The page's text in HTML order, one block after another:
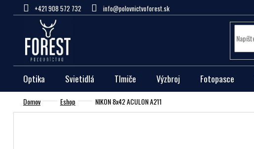
+421 908 572 732 info@polovnictvoforest.sk
Optika Svietidlá Tlmiče Výzbroj Fotopasce
Domov Eshop NIKON 8x42 ACULON A211